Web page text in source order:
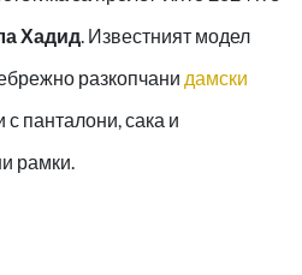
Хадид. Известният модел
разкопчани дамски
с панталони, сака и
рамки.